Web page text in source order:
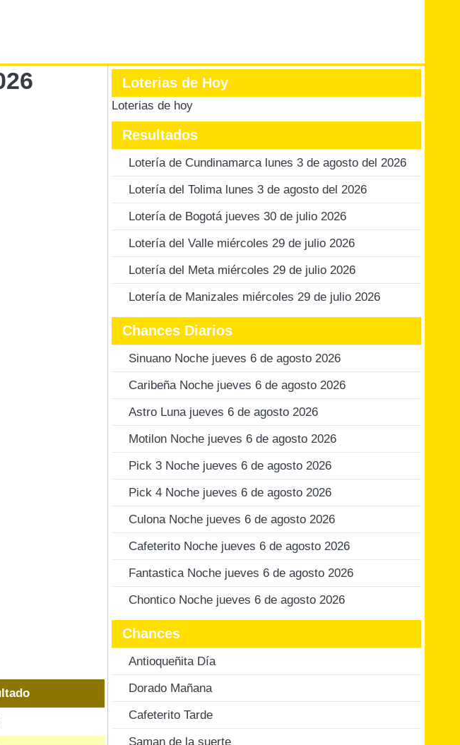
Loterias de Hoy
Loterias de hoy
Resultados
Lotería de Cundinamarca lunes 3 de agosto del 2026
Lotería del Tolima lunes 3 de agosto del 2026
Lotería de Bogotá jueves 30 de julio 2026
Lotería del Valle miércoles 29 de julio 2026
Lotería del Meta miércoles 29 de julio 2026
Lotería de Manizales miércoles 29 de julio 2026
Chances Diarios
Sinuano Noche jueves 6 de agosto 2026
Caribeña Noche jueves 6 de agosto 2026
Astro Luna jueves 6 de agosto 2026
Motilon Noche jueves 6 de agosto 2026
Pick 3 Noche jueves 6 de agosto 2026
Pick 4 Noche jueves 6 de agosto 2026
Culona Noche jueves 6 de agosto 2026
Cafeterito Noche jueves 6 de agosto 2026
Fantastica Noche jueves 6 de agosto 2026
Chontico Noche jueves 6 de agosto 2026
Chances
Antioqueñita Día
Dorado Mañana
Cafeterito Tarde
Saman de la suerte